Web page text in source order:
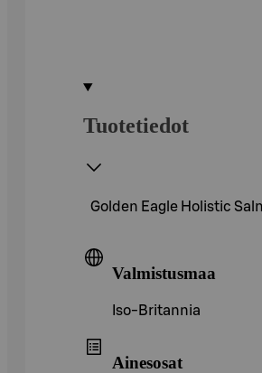
Tuotetiedot
Golden Eagle Holistic
Valmistusmaa
Iso-Britannia
Ainesosat